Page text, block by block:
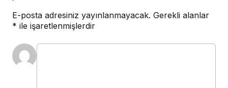
E-posta adresiniz yayınlanmayacak. Gerekli alanlar
* ile işaretlenmişlerdir